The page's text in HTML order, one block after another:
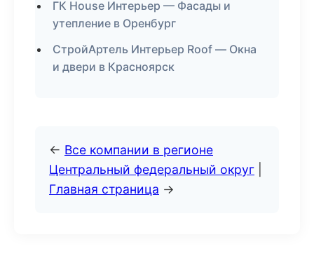
ГК House Интерьер — Фасады и
утепление в Оренбург
СтройАртель Интерьер Roof — Окна
и двери в Красноярск
← Все компании в регионе
Центральный федеральный округ
Главная страница →